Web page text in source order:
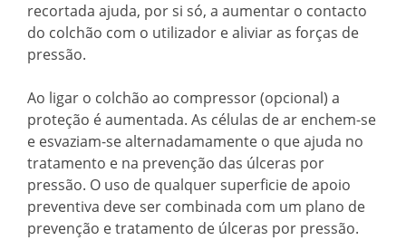
recortada ajuda, por si só, a aumentar o contacto
do colchão com o utilizador e aliviar as forças de
pressão.
Ao ligar o colchão ao compressor (opcional) a
proteção é aumentada. As células de ar enchem-se
e esvaziam-se alternadamamente o que ajuda no
tratamento e na prevenção das úlceras por
pressão. O uso de qualquer superficie de apoio
preventiva deve ser combinada com um plano de
prevenção e tratamento de úlceras por pressão.